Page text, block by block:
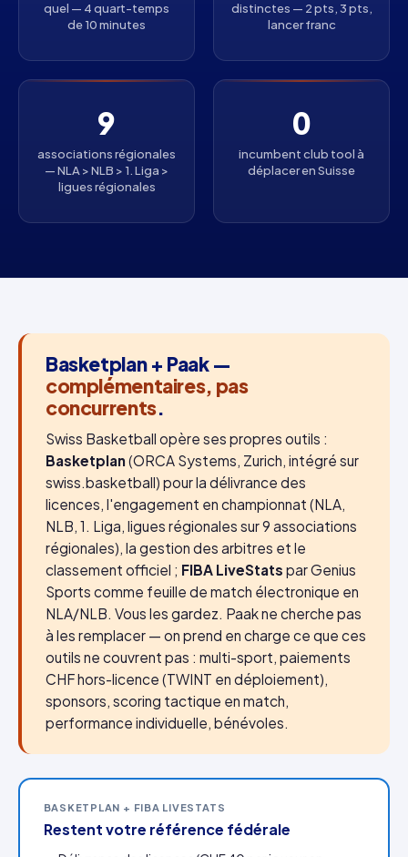
quel — 4 quart-temps
de 10 minutes
distinctes — 2 pts, 3 pts,
lancer franc
9
associations régionales
— NLA > NLB > 1. Liga >
ligues régionales
0
incumbent club tool à
déplacer en Suisse
Basketplan + Paak —
complémentaires, pas
concurrents.
Swiss Basketball opère ses propres outils :
Basketplan(ORCA Systems, Zurich, intégré sur
swiss.basketball) pour la délivrance des
licences, l'engagement en championnat (NLA,
NLB, 1. Liga, ligues régionales sur 9 associations
régionales), la gestion des arbitres et le
classement officiel ; FIBA LiveStats par Genius
Sports comme feuille de match électronique en
NLA/NLB. Vous les gardez. Paak ne cherche pas
à les remplacer — on prend en charge ce que ces
outils ne couvrent pas : multi-sport, paiements
CHF hors-licence (TWINT en déploiement),
sponsors, scoring tactique en match,
performance individuelle, bénévoles.
BASKETPLAN + FIBA LIVESTATS
Restent votre référence fédérale